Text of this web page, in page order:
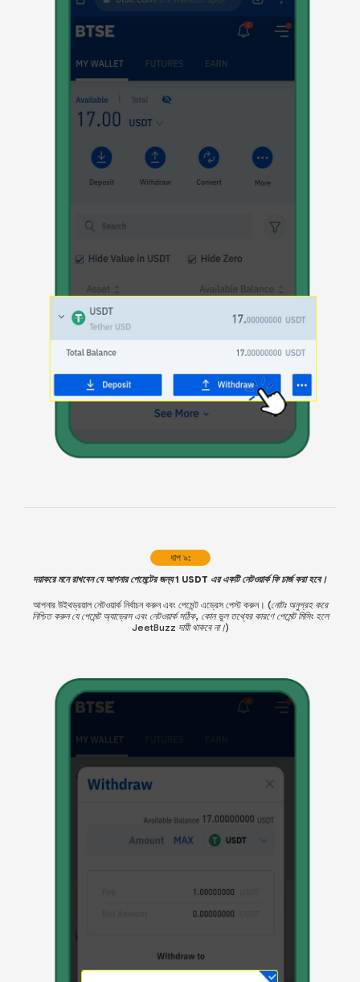
ধাপ ৯:
দয়াকরে মনে রাখবেন যে আপনার পেমেন্টের জন্য 1 USDT এর একটি নেটওয়ার্ক ফি চার্জ করা হবে।
আপনার উইথড্রয়াল নেটওয়ার্ক নির্বাচন করুন এবং পেমেন্ট এড্রেস পেস্ট করুন। (নোটঃ অনুগ্রহ করে
নিশ্চিত করুন যে পেমেন্ট অ্যাড্রেস এবং নেটওয়ার্ক সঠিক, কোন ভুল তথ্যের কারণে পেমেন্ট মিসিং হলে
JeetBuzz দায়ী থাকবে না।)